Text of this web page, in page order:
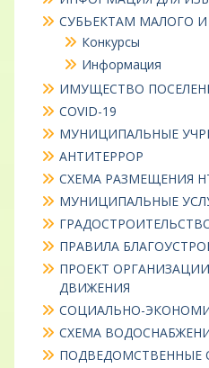
СУБЬЕКТАМ МАЛОГО И
Конкурсы
Информация
ИМУЩЕСТВО
COVID-19
МУНИЦИПАЛЬНЫЕ
АНТИТЕРРОР
СХЕМА РАЗМЕЩЕНИЯ
МУНИЦИПАЛЬНЫЕ
ПРАВИЛА
ПРОЕКТ
ДВИЖЕНИЯ
СОЦИАЛЬНО-
СХЕМА
ПОДВЕДОМСТВЕННЫЕ